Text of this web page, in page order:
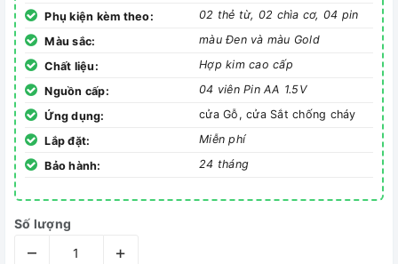
Phụ kiện kèm theo: 02 thẻ từ, 02 chìa cơ, 04 pin
Màu sắc: màu Đen và màu Gold
Chất liệu: Hợp kim cao cấp
Nguồn cấp: 04 viên Pin AA 1.5V
Ứng dụng: cửa Gỗ, cửa Sắt chống cháy
Lắp đặt: Miễn phí
Bảo hành: 24 tháng
Số lượng
– +